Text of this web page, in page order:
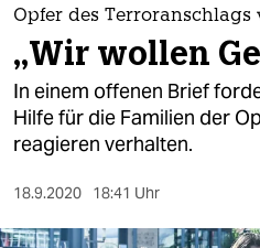
themen
politik
öko
gesellschaft
Opfer des Terroranschlags
„Wir wollen
In einem offenen Brief
Hilfe für die Familien der
reagieren verhalten.
18.9.2020 18:41 Uhr